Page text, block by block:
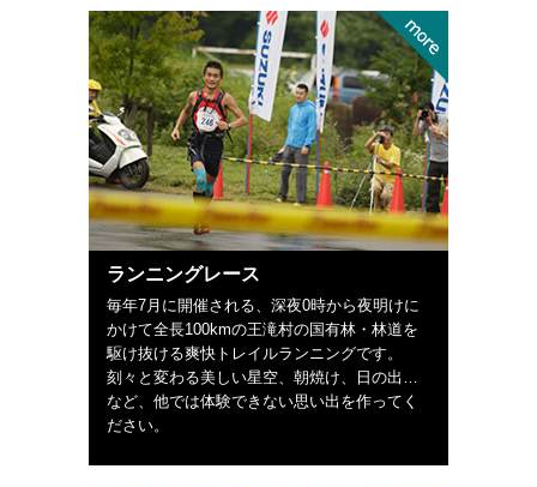
ランニングレース
毎年7月に開催される、深夜0時から夜明けに
かけて全長100kmの王滝村の国有林・林道を
駆け抜ける爽快トレイルランニングです。
刻々と変わる美しい星空、朝焼け、日の出…
など、他では体験できない思い出を作ってく
ださい。